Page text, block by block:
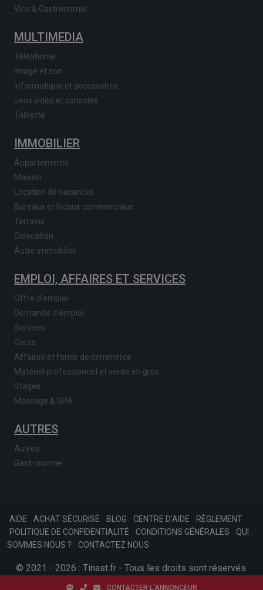
CONTACTER L'ANNONCEUR
Vins & Gastronomie
MULTIMEDIA
Téléphonie
Image et son
Informatique et accessoires
Jeux vidéo et consoles
Tablette
IMMOBILIER
Appartements
Maison
Location de vacances
Bureaux et locaux commerciaux
Terrains
Colocation
Autre immobilier
EMPLOI, AFFAIRES ET SERVICES
Offre d'emploi
Demande d'emploi
Services
Cours
Affaires et fonds de commerce
Matériel professionnel et vente en gros
Stages
Massage & SPA
AUTRES
Autres
Gastronomie
AIDE ACHAT SÉCURISÉ BLOG CENTRE D'AIDE
RÈGLEMENT
POLITIQUE DE CONFIDENTIALITÉ
CONDITIONS GÉNÉRALES
QUI
SOMMES NOUS ?
CONTACTEZ NOUS
© 2021 - 2026 : Tinast.fr - Tous les droits sont réservés.
SKONSOFTAfariat.com